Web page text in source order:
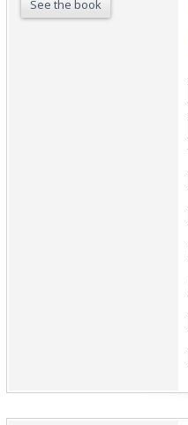
See the book